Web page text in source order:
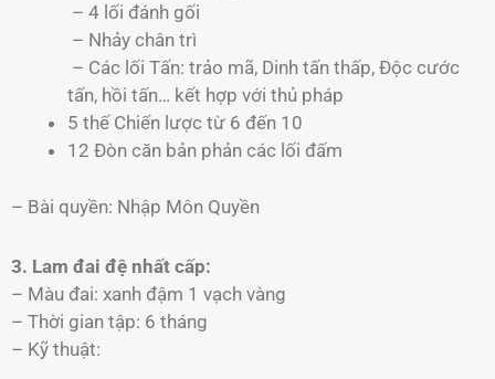
– 4 lối đánh gối
– Nhảy chân trì
– Các lối Tấn: trảo mã, Dinh tấn thấp, Ðộc cước
tấn, hồi tấn… kết hợp với thủ pháp
5 thế Chiến lược từ 6 đến 10
12 Đòn căn bản phản các lối đấm
– Bài quyền: Nhập Môn Quyền
3. Lam đai đệ nhất cấp:
– Màu đai: xanh đậm 1 vạch vàng
– Thời gian tập: 6 tháng
– Kỹ thuật: